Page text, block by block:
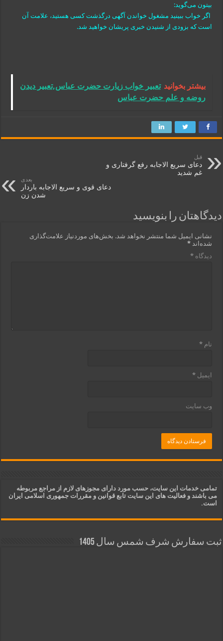
بیتون می‌گوید:
اگر خواب ببینید مشغول خواندن آگهی درگذشت کسی هستید، علامت آن
است که بزودی از شنیدن خبری پریشان خواهید شد.
بیشتر بخوانید تعبیر خواب زیارت حضرت عباس,تعبیر دیدن
روضه و علم حضرت عباس
قبل
دعای سریع الاجابه رفع گرفتاری و
غم شدید
بعدی
دعای قوی و سریع الاجابه باردار
شدن زن
دیدگاهتان را بنویسید
نشانی ایمیل شما منتشر نخواهد شد. بخش‌های موردنیاز علامت‌گذاری
شده‌اند*
دیدگاه*
نام*
ایمیل*
وب‌ سایت
تمامی خدمات این سایت، حسب مورد دارای مجوزهای لازم از مراجع مربوطه
می باشند و فعالیت های این سایت تابع قوانین و مقررات جمهوری اسلامی ایران
است.
ثبت سفارش شرف شمس سال 1405